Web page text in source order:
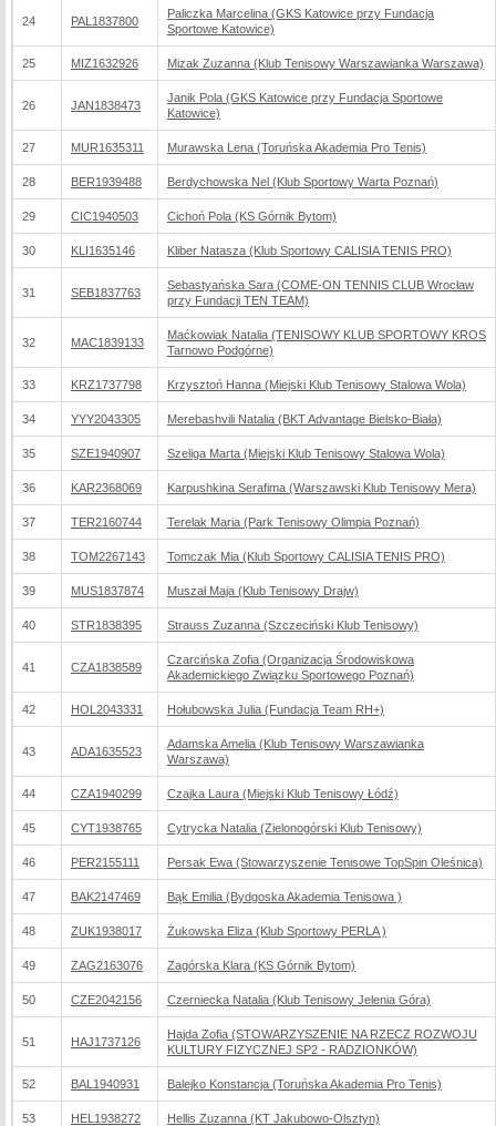
24 PAL1837800
Paliczka Marcelina (GKS Katowice przy Fundacja
Sportowe Katowice)
25 MIZ1632926 Mizak Zuzanna (Klub Tenisowy Warszawianka Warszawa)
26 JAN1838473
Janik Pola (GKS Katowice przy Fundacja Sportowe
Katowice)
27 MUR1635311 Murawska Lena (Toruńska Akademia Pro Tenis)
28 BER1939488 Berdychowska Nel (Klub Sportowy Warta Poznań)
29 CIC1940503 Cichoń Pola (KS Górnik Bytom)
30 KLI1635146 Kliber Natasza (Klub Sportowy CALISIA TENIS PRO)
31 SEB1837763
Sebastyańska Sara (COME-ON TENNIS CLUB Wrocław
przy Fundacji TEN TEAM)
32 MAC1839133
Maćkowiak Natalia (TENISOWY KLUB SPORTOWY KROS
Tarnowo Podgórne)
33 KRZ1737798 Krzysztoń Hanna (Miejski Klub Tenisowy Stalowa Wola)
34 YYY2043305 Merebashvili Natalia (BKT Advantage Bielsko-Biała)
35 SZE1940907 Szeliga Marta (Miejski Klub Tenisowy Stalowa Wola)
36 KAR2368069 Karpushkina Serafima (Warszawski Klub Tenisowy Mera)
37 TER2160744 Terelak Maria (Park Tenisowy Olimpia Poznań)
38 TOM2267143 Tomczak Mia (Klub Sportowy CALISIA TENIS PRO)
39 MUS1837874 Muszał Maja (Klub Tenisowy Drajw)
40 STR1838395 Strauss Zuzanna (Szczeciński Klub Tenisowy)
41 CZA1838589
Czarcińska Zofia (Organizacja Środowiskowa
Akademickiego Związku Sportowego Poznań)
42 HOL2043331 Hołubowska Julia (Fundacja Team RH+)
43 ADA1635523
Adamska Amelia (Klub Tenisowy Warszawianka
Warszawa)
44 CZA1940299 Czajka Laura (Miejski Klub Tenisowy Łódź)
45 CYT1938765 Cytrycka Natalia (Zielonogórski Klub Tenisowy)
46 PER2155111 Persak Ewa (Stowarzyszenie Tenisowe TopSpin Oleśnica)
47 BAK2147469 Bąk Emilia (Bydgoska Akademia Tenisowa )
48 ZUK1938017 Żukowska Eliza (Klub Sportowy PERLA )
49 ZAG2163076 Zagórska Klara (KS Górnik Bytom)
50 CZE2042156 Czerniecka Natalia (Klub Tenisowy Jelenia Góra)
51 HAJ1737126
Hajda Zofia (STOWARZYSZENIE NA RZECZ ROZWOJU
KULTURY FIZYCZNEJ SP2 - RADZIONKÓW)
52 BAL1940931 Balejko Konstancja (Toruńska Akademia Pro Tenis)
53 HEL1938272 Hellis Zuzanna (KT Jakubowo-Olsztyn)